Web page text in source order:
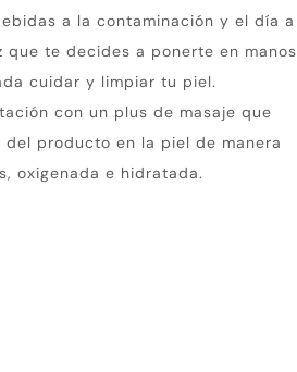
a la contaminación y el día a
te decides a ponerte en manos
cuidar y limpiar tu piel.
con un plus de masaje que
producto en la piel de manera
oxigenada e hidratada.